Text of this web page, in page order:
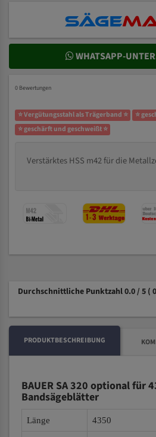
WHATSAPP-
0 Bewertungen
⭐ Vergütungsstahl als Trägerband ⭐
⭐
⭐ geschärft und geschweißt ⭐
Verstärktes HSS m42 für die
Durchschnittliche Punktzahl 0.0 / 5 (
PRODUKTBESCHREIBUNG
BAUER SA 320 optional für
Bandsägeblätter
Länge 4350